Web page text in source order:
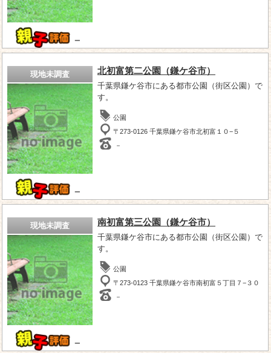
－
現地未調査
－
北初富第二公園（鎌ケ谷市）
千葉県鎌ケ谷市にある都市公園（街区公園）で
す。
公園
〒273-0126 千葉県鎌ケ谷市北初富１０−５
－
現地未調査
－
南初富第三公園（鎌ケ谷市）
千葉県鎌ケ谷市にある都市公園（街区公園）で
す。
公園
〒273-0123 千葉県鎌ケ谷市南初富５丁目７−３０
－